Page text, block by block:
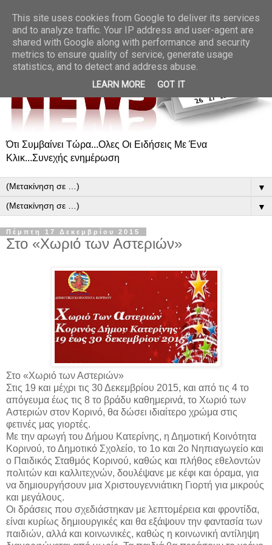
Ότι Συμβαίνει Τώρα...Ολες Οι Ειδήσεις Με Ένα
Κλικ...Συνεχής ενημέρωση
▼
▼
Πέμπτη 17 Δεκεμβρίου 2015
Στο «Χωριό των Αστεριών»
Στο «Χωριό των Αστεριών»
Στις 19 και μέχρι τις 30 Δεκεμβρίου 2015, και από τις 4 το
απόγευμα έως τις 8 το βράδυ καθημερινά, το Χωριό των
Αστεριών στον Κορινό, θα δώσει ιδιαίτερο χρώμα στις
φετινές μας γιορτές.
Με την αρωγή του Δήμου Κατερίνης, η Δημοτική Κοινότητα
Κορινού, το Δημοτικό Σχολείο, το 1ο και 2ο Νηπιαγωγείο και
ο Παιδικός Σταθμός Κορινού, καθώς και πλήθος εθελοντών
πολιτών και καλλιτεχνών, δουλέψανε με κέφι και όραμα, για
να δημιουργήσουν μια Χριστουγεννιάτικη Γιορτή για μικρούς
και μεγάλους.
Οι δράσεις που σχεδιάστηκαν με λεπτομέρεια και φροντίδα,
είναι κυρίως δημιουργικές και θα εξάψουν την φαντασία των
παιδιών, αλλά και κοινωνικές, καθώς η κοινωνική αντίληψη
This site uses cookies from Google to deliver its services
and to analyze traffic. Your IP address and user-agent are
shared with Google along with performance and security
metrics to ensure quality of service, generate usage
statistics, and to detect and address abuse.
LEARN MORE GOT IT